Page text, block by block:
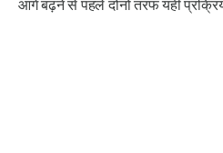
आगे बढ़ने से पहले दोनों तरफ यही